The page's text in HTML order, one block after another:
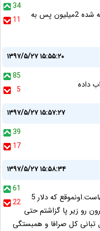
34
11
سکع 3800 نیست پس من دیدم سکه شده 2میلیون پس به
۱۳۹۷/۵/۲۷ ۱۵:۵۵:۲۰
85
5
۱۳۹۷/۵/۲۷ ۱۵:۵۷:۲۷
39
17
۱۳۹۷/۵/۲۷ ۱۵:۵۸:۳۴
61
22
بنظرم کل بدبختی ارزی زیر سر صرافهاست.اونموقع که دلار 5
رو زیر پا گزاشتم حتی
تبانی کل صرافا و همبستگی